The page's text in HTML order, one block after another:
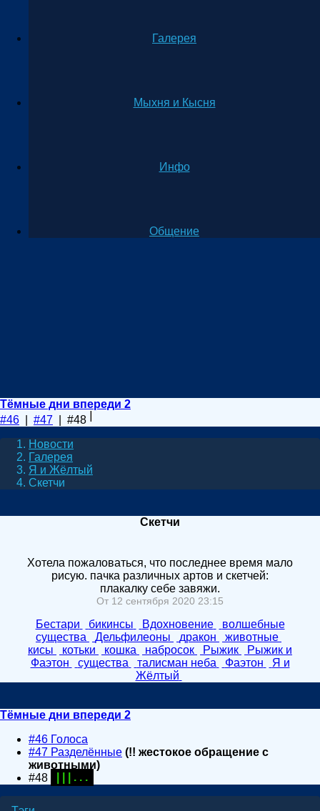
Галерея
Мыхня и Кысня
Инфо
Общение
Тёмные дни впереди 2
#46
#47 | #48
Новости
Галерея
Я и Жёлтый
Скетчи
Скетчи
Хотела пожаловаться, что последнее время мало
рисую. пачка различных артов и скетчей:
плакалку себе завяжи.
От 12 сентября 2020 23:15
Бестари бикинсы Вдохновение
волшебные
существа
Дельфилеоны дракон
животные
кисы
котьки кошка набросок Рыжик
Рыжик и
Фаэтон
существа талисман неба Фаэтон
Я и
Жёлтый
Тёмные дни впереди 2
#46 Голоса
#47 Разделённые (!! жестокое обращение с
животными)
#48
| | | . . .